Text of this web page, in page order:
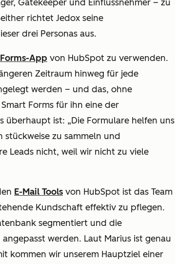
Gatekeeper und Einflussnehmer – zu
richtet Jedox seine
drei Personas aus.
App von HubSpot zu verwenden.
Zeitraum hinweg für jede
werden – und das, ohne
Forms für ihn eine der
ist: „Die Formulare helfen uns
zu sammeln und
Leads nicht, weil wir nicht zu viele
E-Mail Tools von HubSpot ist das Team
Kundschaft effektiv zu pflegen.
segmentiert und die
werden. Laut Marius ist genau
kommen wir unserem Hauptziel einer